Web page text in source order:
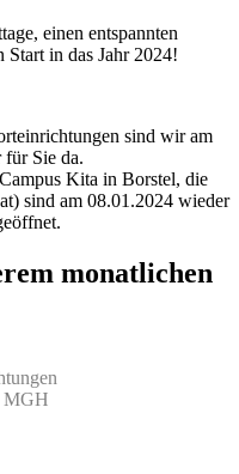
einen entspannten
Start in das Jahr 2024!
sind wir am
Sie da.
Kita in Borstel, die
sind am 08.01.2024 wieder
monatlichen
MGH